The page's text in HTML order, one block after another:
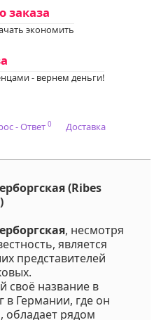
дополнительной
информации.
+375298412160
63
заказа
экономить
- вернем деньги!
- Ответ 0
Доставка
(Ribes
, несмотря
является
представителей
своё название в
в Германии, где он
обладает рядом